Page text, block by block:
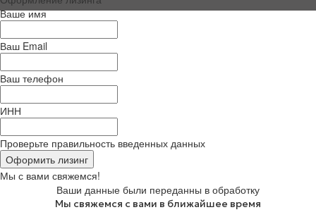
Телефон+7 920 887 83 03
E-mail:info@basemachine.ru
WhatsApp:+7 920 887 83 03
(с) 2024 ООО "Базовые Машины"
Ваше имя
Ваш Email
Ваш телефон
ИНН
Проверьте правильность введенных данных
Оформить лизинг
Мы с вами свяжемся!
Ваши данные были переданны в обработку
Мы свяжемся с вами в ближайшее время